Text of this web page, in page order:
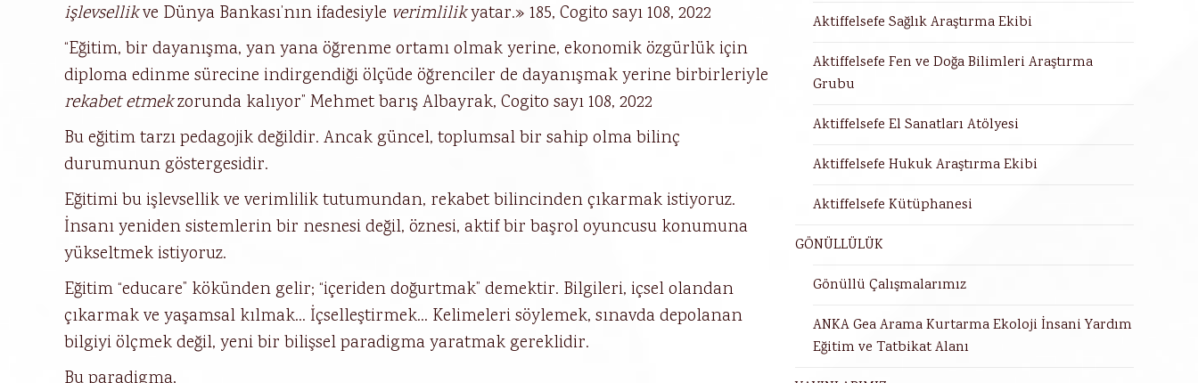
işlevsellikve Dünya Bankası’nın ifadesiyle verimlilikyatar.» 185, Cogito sayı 108, 2022
“Eğitim, bir dayanışma, yan yana öğrenme ortamı olmak yerine, ekonomik özgürlük için
diploma edinme sürecine indirgendiği ölçüde öğrenciler de dayanışmak yerine birbirleriyle
rekabet etmekzorunda kalıyor” Mehmet barış Albayrak, Cogito sayı 108, 2022
Bu eğitim tarzı pedagojik değildir. Ancak güncel, toplumsal bir sahip olma bilinç
durumunun göstergesidir.
Eğitimi bu işlevsellik ve verimlilik tutumundan, rekabet bilincinden çıkarmak istiyoruz.
İnsanı yeniden sistemlerin bir nesnesi değil, öznesi, aktif bir başrol oyuncusu konumuna
yükseltmek istiyoruz.
Eğitim “educare” kökünden gelir; “içeriden doğurtmak” demektir. Bilgileri, içsel olandan
çıkarmak ve yaşamsal kılmak… İçselleştirmek… Kelimeleri söylemek, sınavda depolanan
bilgiyi ölçmek değil, yeni bir bilişsel paradigma yaratmak gereklidir.
Aktiffelsefe Sağlık Araştırma Ekibi
Aktiffelsefe Fen ve Doğa Bilimleri Araştırma
Grubu
Aktiffelsefe El Sanatları Atölyesi
Aktiffelsefe Hukuk Araştırma Ekibi
Aktiffelsefe Kütüphanesi
GÖNÜLLÜLÜK
Gönüllü Çalışmalarımız
ANKA Gea Arama Kurtarma Ekoloji İnsani Yardım
Eğitim ve Tatbikat Alanı